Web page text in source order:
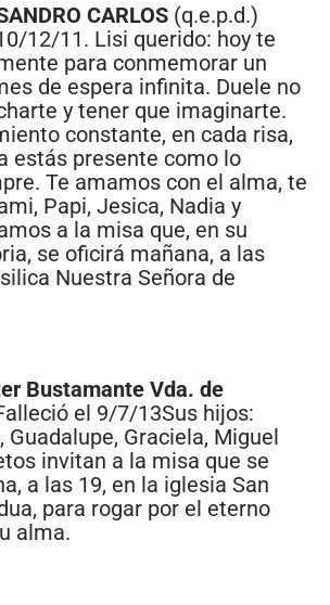
CARLOS (q.e.p.d.)
12/11. Lisi querido: hoy te
para conmemorar un
de espera infinita. Duele no
y tener que imaginarte.
constante, en cada risa,
estás presente como lo
Te amamos con el alma, te
Papi, Jesica, Nadia y
a la misa que, en su
se oficirá mañana, a las
Nuestra Señora de
Bustamante Vda. de
el 9/7/13Sus hijos:
Guadalupe, Graciela, Miguel
invitan a la misa que se
a las 19, en la iglesia San
para rogar por el eterno
alma.